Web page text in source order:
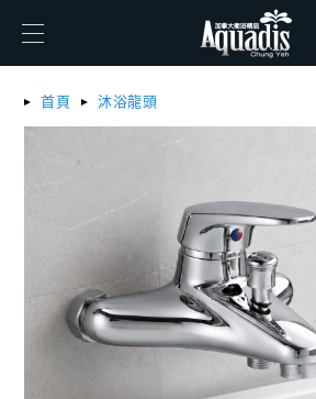
首頁 沐浴龍頭